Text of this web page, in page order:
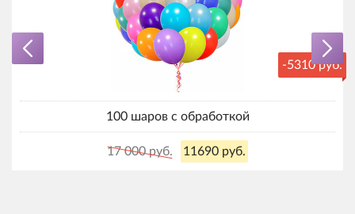
-5310 руб.
100 шаров с обработкой
17 000 руб. 11690 руб.